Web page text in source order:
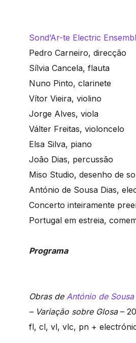
Sond’Ar-te Electric
Pedro Carneiro, direcção
Sílvia Cancela, flauta
Nuno Pinto, clarinete
Vítor Vieira, violino
Jorge Alves, viola
Válter Freitas, violoncelo
Elsa Silva, piano
João Dias, percussão
Miso Studio, desenho de
António de Sousa Dias,
Concerto inteiramente
Portugal em estreia,
Programa
Obras de António de Sousa
– Variação sobre Glosa–
fl, cl, vl, vlc, pn +